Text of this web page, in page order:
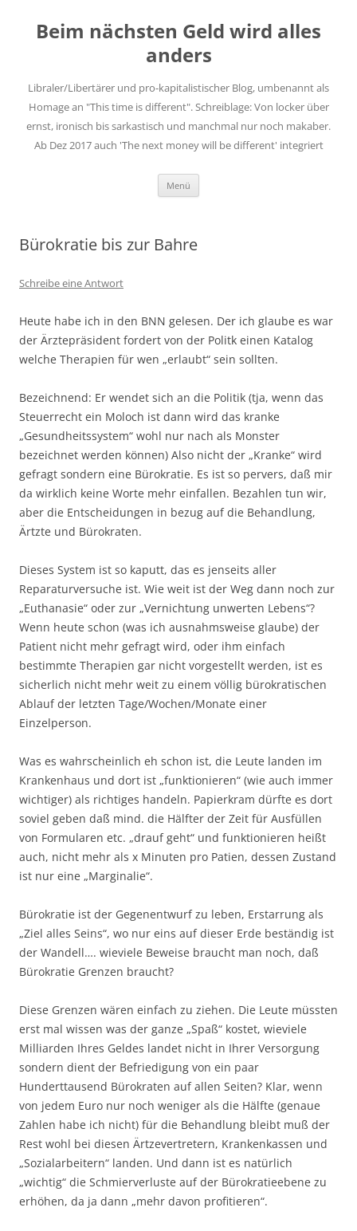
springen
Beim nächsten Geld wird alles
anders
Libraler/Libertärer und pro-kapitalistischer Blog, umbenannt als
Homage an "This time is different". Schreiblage: Von locker über
ernst, ironisch bis sarkastisch und manchmal nur noch makaber.
Ab Dez 2017 auch 'The next money will be different' integriert
Menü
Bürokratie bis zur Bahre
Schreibe eine Antwort
Heute habe ich in den BNN gelesen. Der ich glaube es war
der Ärztepräsident fordert von der Politk einen Katalog
welche Therapien für wen „erlaubt“ sein sollten.
Bezeichnend: Er wendet sich an die Politik (tja, wenn das
Steuerrecht ein Moloch ist dann wird das kranke
„Gesundheitssystem“ wohl nur nach als Monster
bezeichnet werden können) Also nicht der „Kranke“ wird
gefragt sondern eine Bürokratie. Es ist so pervers, daß mir
da wirklich keine Worte mehr einfallen. Bezahlen tun wir,
aber die Entscheidungen in bezug auf die Behandlung,
Ärtzte und Bürokraten.
Dieses System ist so kaputt, das es jenseits aller
Reparaturversuche ist. Wie weit ist der Weg dann noch zur
„Euthanasie“ oder zur „Vernichtung unwerten Lebens“?
Wenn heute schon (was ich ausnahmsweise glaube) der
Patient nicht mehr gefragt wird, oder ihm einfach
bestimmte Therapien gar nicht vorgestellt werden, ist es
sicherlich nicht mehr weit zu einem völlig bürokratischen
Ablauf der letzten Tage/Wochen/Monate einer
Einzelperson.
Was es wahrscheinlich eh schon ist, die Leute landen im
Krankenhaus und dort ist „funktionieren“ (wie auch immer
wichtiger) als richtiges handeln. Papierkram dürfte es dort
soviel geben daß mind. die Hälfter der Zeit für Ausfüllen
von Formularen etc. „drauf geht“ und funktionieren heißt
auch, nicht mehr als x Minuten pro Patien, dessen Zustand
ist nur eine „Marginalie“.
Bürokratie ist der Gegenentwurf zu leben, Erstarrung als
„Ziel alles Seins“, wo nur eins auf dieser Erde beständig ist
der Wandell…. wieviele Beweise braucht man noch, daß
Bürokratie Grenzen braucht?
Diese Grenzen wären einfach zu ziehen. Die Leute müssten
erst mal wissen was der ganze „Spaß“ kostet, wieviele
Milliarden Ihres Geldes landet nicht in Ihrer Versorgung
sondern dient der Befriedigung von ein paar
Hunderttausend Bürokraten auf allen Seiten? Klar, wenn
von jedem Euro nur noch weniger als die Hälfte (genaue
Zahlen habe ich nicht) für die Behandlung bleibt muß der
Rest wohl bei diesen Ärtzevertretern, Krankenkassen und
„Sozialarbeitern“ landen. Und dann ist es natürlich
„wichtig“ die Schmierverluste auf der Bürokratieebene zu
erhöhen, da ja dann „mehr davon profitieren“.